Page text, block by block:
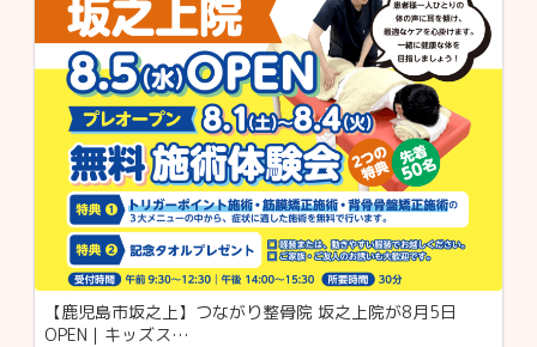
【鹿児島市坂之上】つながり整骨院 坂之上院が8月5日
OPEN｜キッズス…